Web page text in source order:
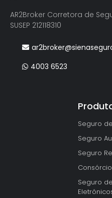
AR2Broker Corretora de
SUSEP 212118310
4003 6523
Seguro
Seguro
Seguro
Consórcio
Seguro de